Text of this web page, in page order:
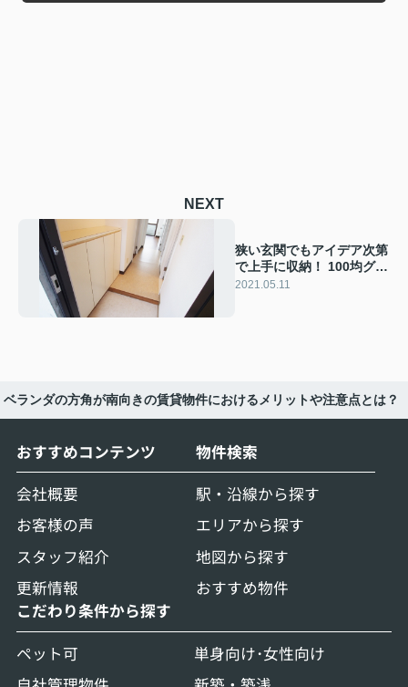
NEXT
狭い玄関でもアイデア次第
で上手に収納！ 100均グッ
ズから本格DIYまで
2021.05.11
ベランダの方角が南向きの賃貸物件におけるメリットや注意点とは？
おすすめコンテンツ
会社概要
お客様の声
スタッフ紹介
更新情報
物件検索
駅・沿線から探す
エリアから探す
地図から探す
おすすめ物件
こだわり条件から探す
ペット可
単身向け･女性向け